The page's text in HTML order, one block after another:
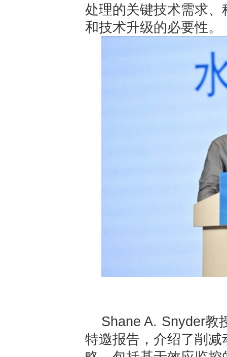
处理的关键技术需求
和技术升级的必要性。
Shane A. Snyder教
特邀报告，介绍了削